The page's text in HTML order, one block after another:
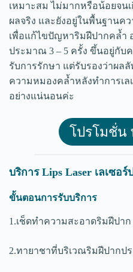
เหมาะสม ไม่มากหรือน้อยจน
ผลจริง และยังอยู่ในพื้นฐานค
เพื่อแก้ไขปัญหาริมฝีปากคล้ำ
ประมาณ 3 – 5 ครั้ง ขึ้นอยู่กับ
รับการรักษา แต่รับรองว่าผล
ความหมองคล้ำหลังทำการเ
อย่างแน่นอนค่ะ
โปรโมชั่น
บริการ Lips Laser เลเซอ
ขั้นตอนการรับบริการ
1.เช็ดทำความสะอาดริมฝีปาก
2.ทายาชาที่บริเวณริมฝีปากป